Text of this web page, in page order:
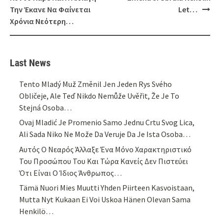
Την Έκανε Να Φαίνεται
Χρόνια Νεότερη…
Let…
Last News
Tento Mladý Muž Změnil Jen Jeden Rys Svého
Obličeje, Ale Teď Nikdo Nemůže Uvěřit, Že Je To
Stejná Osoba…
Ovaj Mladić Je Promenio Samo Jednu Crtu Svog Lica,
Ali Sada Niko Ne Može Da Veruje Da Je Ista Osoba…
Αυτός Ο Νεαρός Άλλαξε Ένα Μόνο Χαρακτηριστικό
Του Προσώπου Του Και Τώρα Κανείς Δεν Πιστεύει
Ότι Είναι Ο Ίδιος Άνθρωπος…
Tämä Nuori Mies Muutti Yhden Piirteen Kasvoistaan,
Mutta Nyt Kukaan Ei Voi Uskoa Hänen Olevan Sama
Henkilö…